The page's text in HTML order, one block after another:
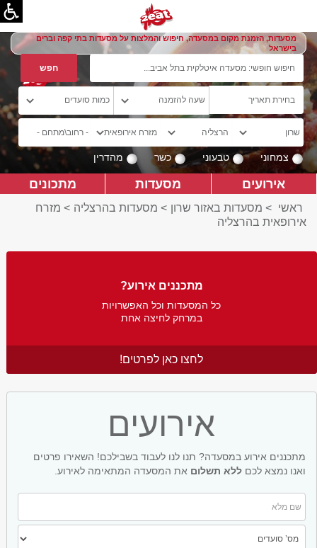
מסעדות, הזמנת מקום במסעדה, חיפוש והמלצות על מסעדות בתי קפה וברים
בישראל
צמחוני טבעוני כשר מהדרין
אירועים מסעדות מתכונים
ראשי > מסעדות באזור שרון > מסעדות בהרצליה > מזרח
אירופאית בהרצליה
מתכננים אירוע?
כל המסעדות וכל האפשרויות
במרחק לחיצה אחת
לחצו כאן לפרטים!
אירועים
מתכננים אירוע במסעדה? תנו לנו לעבוד בשבילכם! השאירו פרטים
ואנו נמצא לכם ללא תשלום את המסעדה המתאימה לאירוע.